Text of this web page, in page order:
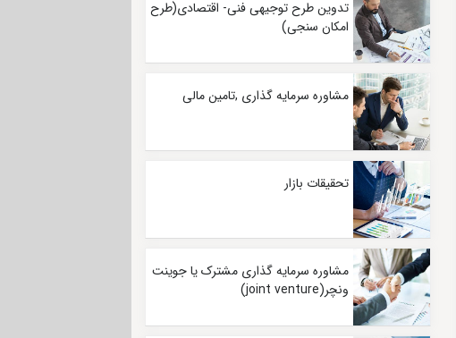
تدوین طرح توجیهی فنی- اقتصادی(طرح
امکان سنجی)
مشاوره سرمایه گذاری ,تامین مالی
تحقیقات بازار
مشاوره سرمایه گذاری مشترک یا جوینت
ونچر(joint venture)